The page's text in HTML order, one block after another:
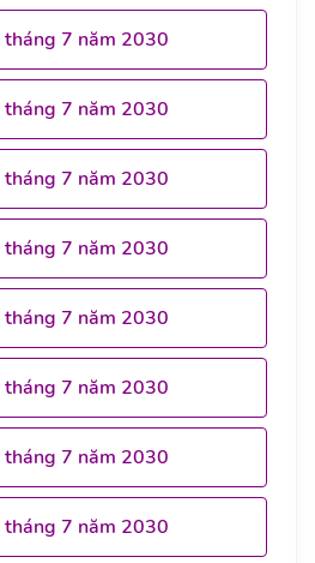
7 năm 2030
7 năm 2030
7 năm 2030
7 năm 2030
7 năm 2030
7 năm 2030
7 năm 2030
7 năm 2030